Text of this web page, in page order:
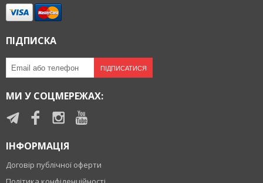
ПІДПИСКА
ПІДПИСАТИСЯ
МИ У СОЦМЕРЕЖАХ:
ІНФОРМАЦІЯ
Договір публічної оферти